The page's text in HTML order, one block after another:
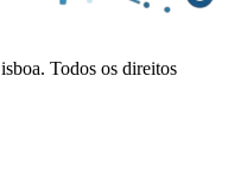
Todos os direitos